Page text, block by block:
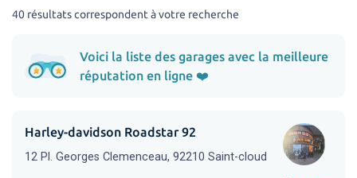
40 résultats correspondent à votre recherche
Voici la liste des garages avec la meilleure
réputation en ligne ❤️
Harley-davidson Roadstar 92
12 Pl. Georges Clemenceau, 92210 Saint-cloud